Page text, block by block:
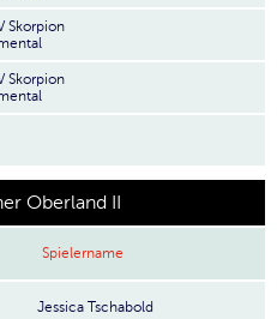
Skorpion
Skorpion
Oberland II
Spielername
Jessica Tschabold